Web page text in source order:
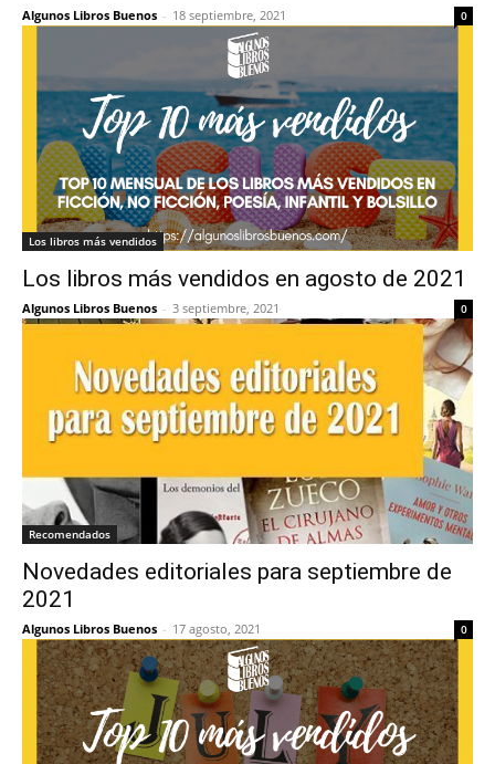
Algunos Libros Buenos - 18 septiembre, 2021 0
Los libros más vendidos
Los libros más vendidos en agosto de 2021
Algunos Libros Buenos - 3 septiembre, 2021 0
Recomendados
Novedades editoriales para septiembre de
2021
Algunos Libros Buenos - 17 agosto, 2021 0